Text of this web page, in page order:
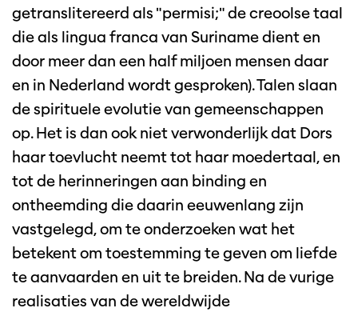
getranslitereerd als "permisi;" de creoolse taal
die als lingua franca van Suriname dient en
door meer dan een half miljoen mensen daar
en in Nederland wordt gesproken). Talen slaan
de spirituele evolutie van gemeenschappen
op. Het is dan ook niet verwonderlijk dat Dors
haar toevlucht neemt tot haar moedertaal, en
tot de herinneringen aan binding en
ontheemding die daarin eeuwenlang zijn
vastgelegd, om te onderzoeken wat het
betekent om toestemming te geven om liefde
te aanvaarden en uit te breiden. Na de vurige
realisaties van de wereldwijde